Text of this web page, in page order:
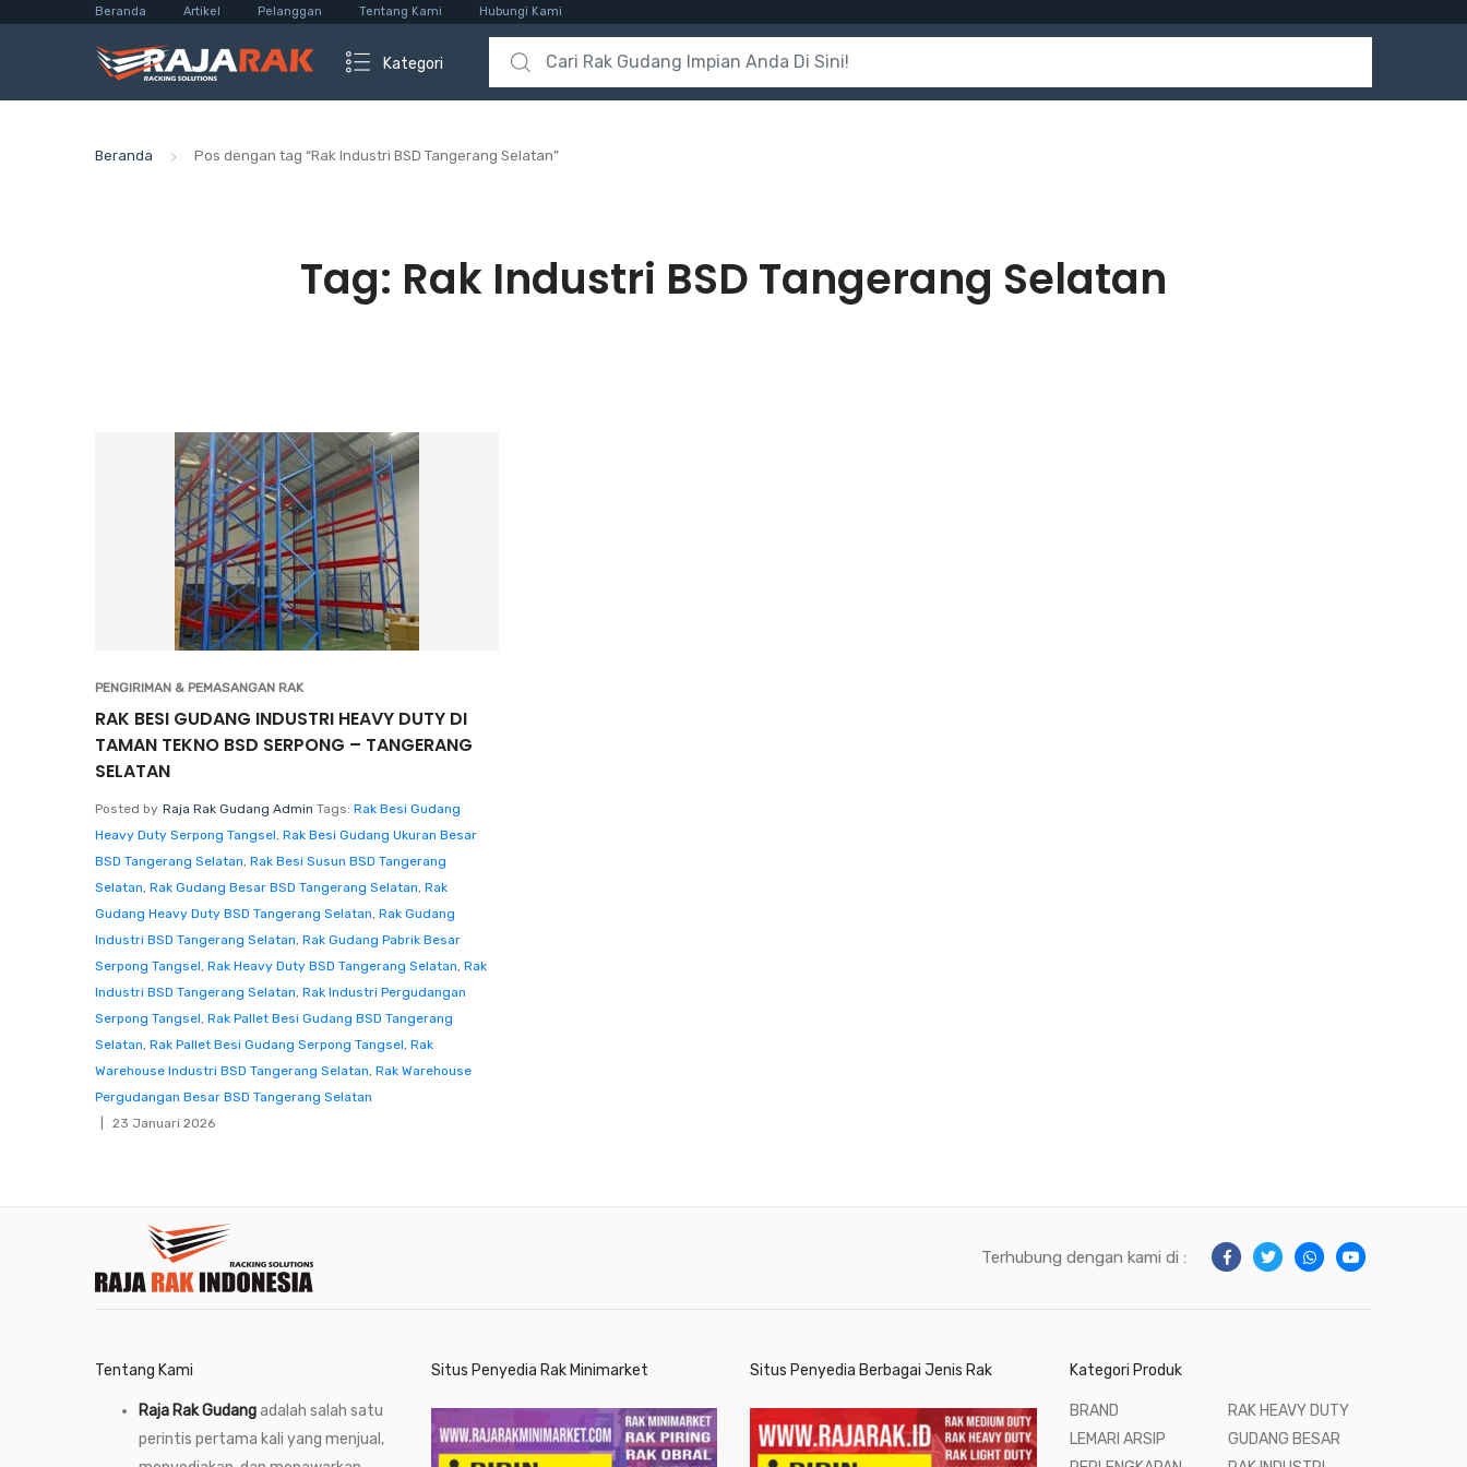
Beranda Artikel Pelanggan Tentang Kami Hubungi Kami
Kategori
Search for:
Beranda Pos dengan tag “Rak Industri BSD Tangerang Selatan”
Tag: Rak Industri BSD Tangerang Selatan
PENGIRIMAN & PEMASANGAN RAK
RAK BESI GUDANG INDUSTRI HEAVY DUTY DI
TAMAN TEKNO BSD SERPONG – TANGERANG
SELATAN
Posted by Raja Rak Gudang Admin Tags: Rak Besi Gudang
Heavy Duty Serpong Tangsel, Rak Besi Gudang Ukuran Besar
BSD Tangerang Selatan, Rak Besi Susun BSD Tangerang
Selatan, Rak Gudang Besar BSD Tangerang Selatan, Rak
Gudang Heavy Duty BSD Tangerang Selatan, Rak Gudang
Industri BSD Tangerang Selatan, Rak Gudang Pabrik Besar
Serpong Tangsel, Rak Heavy Duty BSD Tangerang Selatan, Rak
Industri BSD Tangerang Selatan, Rak Industri Pergudangan
Serpong Tangsel, Rak Pallet Besi Gudang BSD Tangerang
Selatan, Rak Pallet Besi Gudang Serpong Tangsel, Rak
Warehouse Industri BSD Tangerang Selatan, Rak Warehouse
Pergudangan Besar BSD Tangerang Selatan
23 Januari 2026
Terhubung dengan kami di :
Tentang Kami
Raja Rak Gudangadalah salah satu
perintis pertama kali yang menjual,
Situs Penyedia Rak Minimarket Situs Penyedia Berbagai Jenis Rak Kategori Produk
BRAND
LEMARI ARSIP
RAK HEAVY DUTY
GUDANG BESAR